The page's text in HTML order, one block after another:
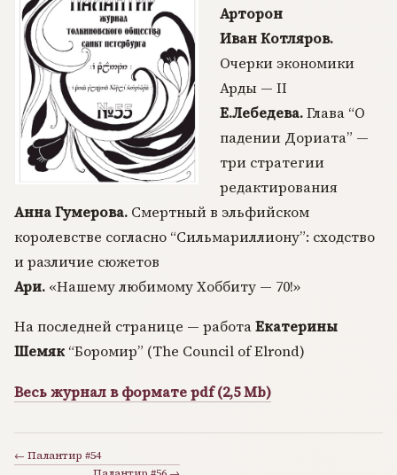
Арторон
Иван Котляров.
Очерки экономики
Арды — II
Е.Лебедева.Глава “О
падении Дориата” —
три стратегии
редактирования
Анна Гумерова. Смертный в эльфийском
королевстве согласно “Сильмариллиону”: сходство
и различие сюжетов
Ари. «Нашему любимому Хоббиту — 70!»
На последней странице — работаЕкатерины
Шемяк“Боромир” (The Council of Elrond)
Весь журнал в формате pdf (2,5 Mb)
← Палантир #54